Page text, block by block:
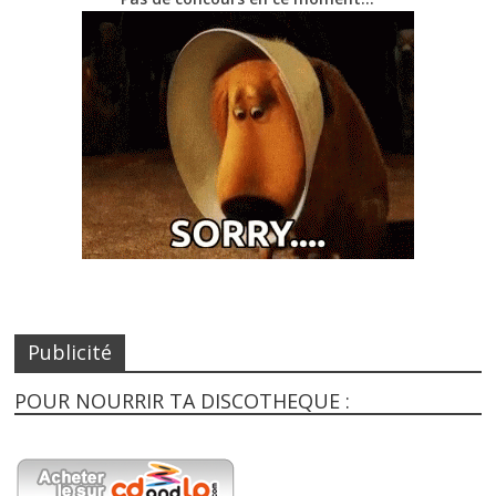
Publicité
POUR NOURRIR TA DISCOTHEQUE :